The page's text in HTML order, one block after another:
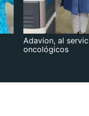
Adavion, al
oncológicos